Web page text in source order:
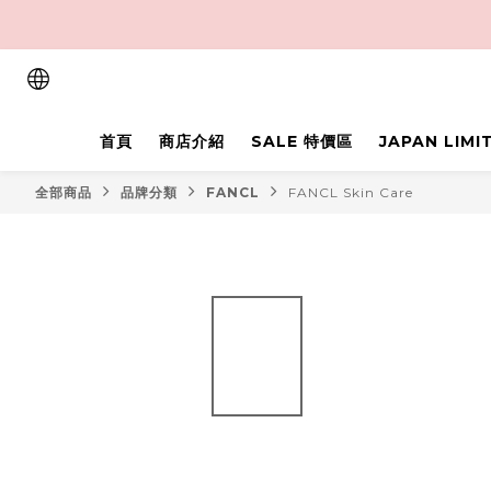
首頁 商店介紹 SALE 特價區 JAPAN
全部商品 品牌分類 FANCL FANCL Skin Care